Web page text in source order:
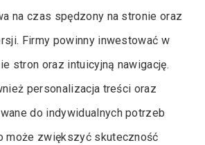
na czas spędzony na stronie oraz
Firmy powinny inwestować w
stron oraz intuicyjną nawigację.
personalizacja treści oraz
do indywidualnych potrzeb
może zwiększyć skuteczność